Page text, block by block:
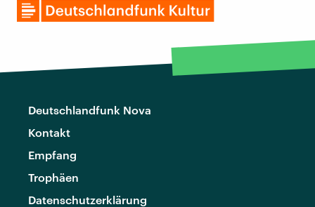
Deutschlandfunk Nova
Kontakt
Empfang
Trophäen
Datenschutzerklärung